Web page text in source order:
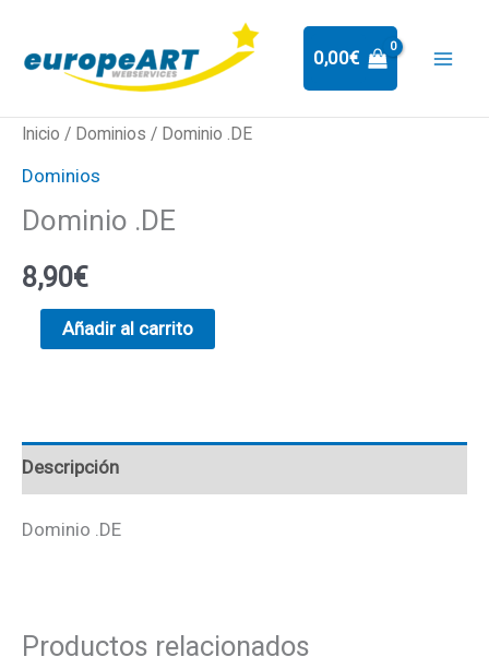
contenido
0,00€
Inicio / Dominios / Dominio .DE
Dominios
Dominio .DE
8,90€
Dominio
.DE
Añadir al carrito
Descripción
Dominio .DE
Productos relacionados